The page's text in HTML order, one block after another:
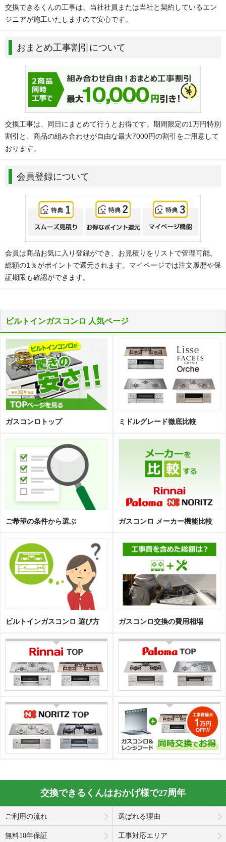
交換できるくんの工事は、当社社員または当社と契約しているエン
ジニアが施工いたしますので安心です。
おまとめ工事割引について
交換工事は、同日にまとめて行うとお得です。期間限定の1万円特別
割引と、商品の組み合わせが自由な最大7000円の割引をご用意して
おります。
会員登録について
会員は商品お気に入り登録ができ、お見積りをリストで管理可能。
総額の1％がポイントで還元されます。マイページでは注文履歴や保
証期限も確認ができます。
ビルトインガスコンロ 人気ページ
ガスコンロトップ ミドルグレード徹底比較
ご希望の条件から選ぶ ガスコンロ メーカー機能比較
ビルトインガスコンロ 選び方 ガスコンロ交換の費用相場
交換できるくんはおかげ様で27周年
ご利用の流れ 選ばれる理由
無料10年保証 工事対応エリア